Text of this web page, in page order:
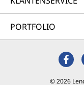
PORTFOLIO
© 2026